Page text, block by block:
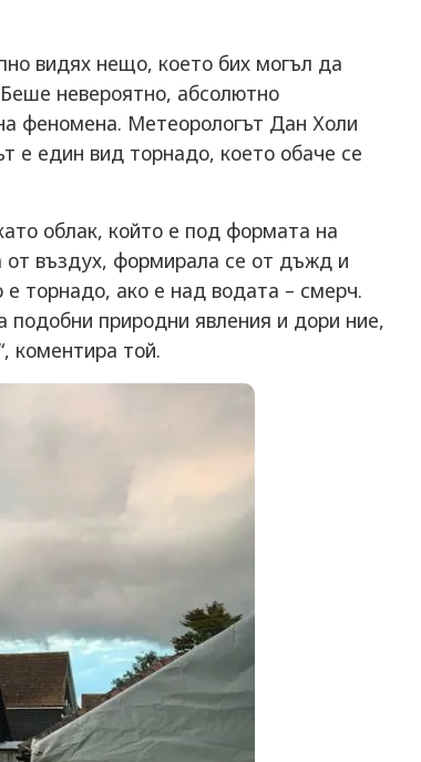
видях нещо, което бих могъл да
невероятно, абсолютно
феномена. Метеорологът Дан Холи
е един вид торнадо, което обаче се
облак, който е под формата на
от въздух, формирала се от дъжд и
торнадо, ако е над водата – смерч.
подобни природни явления и дори ние,
коментира той.